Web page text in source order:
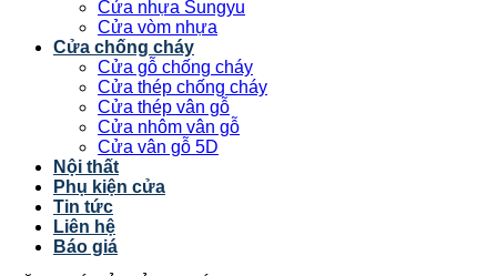
Cửa nhựa Sungyu
Cửa vòm nhựa
Cửa chống cháy
Cửa gỗ chống cháy
Cửa thép chống cháy
Cửa thép vân gỗ
Cửa nhôm vân gỗ
Cửa vân gỗ 5D
Nội thất
Phụ kiện cửa
Tin tức
Liên hệ
Báo giá